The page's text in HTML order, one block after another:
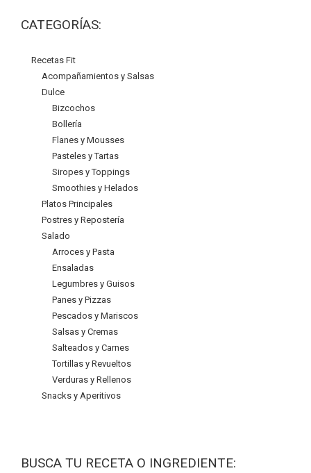
CATEGORÍAS:
Recetas Fit
Acompañamientos y Salsas
Dulce
Bizcochos
Bollería
Flanes y Mousses
Pasteles y Tartas
Siropes y Toppings
Smoothies y Helados
Platos Principales
Postres y Repostería
Salado
Arroces y Pasta
Ensaladas
Legumbres y Guisos
Panes y Pizzas
Pescados y Mariscos
Salsas y Cremas
Salteados y Carnes
Tortillas y Revueltos
Verduras y Rellenos
Snacks y Aperitivos
BUSCA TU RECETA O INGREDIENTE: